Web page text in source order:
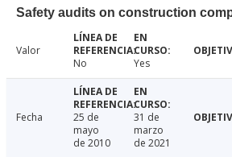
Safety audits on construction
Valor
No
Yes
Fecha
25 de
mayo
de 2010
31 de
marzo
de 2021